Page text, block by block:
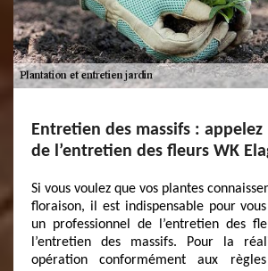
Entretien des massifs :
de l’entretien des fleurs WK
Si vous voulez que vos plantes
floraison, il est indispensable pour
un professionnel de l’entretien des
l’entretien des massifs. Pour la
opération conformément aux